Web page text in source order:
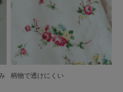
柄物で透けにくい